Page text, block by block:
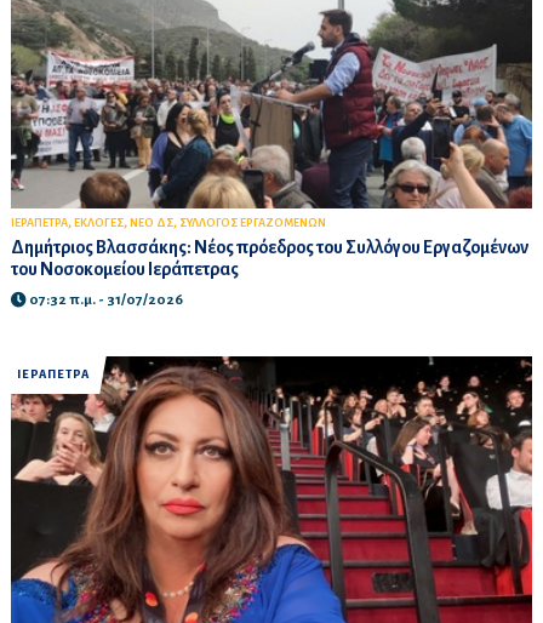
ΙΕΡΑΠΕΤΡΑ, ΕΚΛΟΓΕΣ, ΝΕΟ ΔΣ, ΣΥΛΛΟΓΟΣ ΕΡΓΑΖΟΜΕΝΩΝ
Δημήτριος Βλασσάκης: Νέος πρόεδρος του Συλλόγου Εργαζομένων
του Νοσοκομείου Ιεράπετρας
07:32 π.μ. - 31/07/2026
ΙΕΡΑΠΕΤΡΑ